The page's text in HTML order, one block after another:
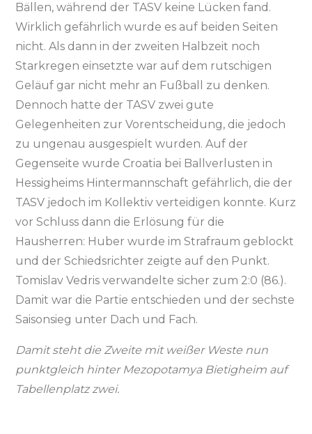
Bällen, während der TASV keine Lücken fand.
Wirklich gefährlich wurde es auf beiden Seiten
nicht. Als dann in der zweiten Halbzeit noch
Starkregen einsetzte war auf dem rutschigen
Geläuf gar nicht mehr an Fußball zu denken.
Dennoch hatte der TASV zwei gute
Gelegenheiten zur Vorentscheidung, die jedoch
zu ungenau ausgespielt wurden. Auf der
Gegenseite wurde Croatia bei Ballverlusten in
Hessigheims Hintermannschaft gefährlich, die der
TASV jedoch im Kollektiv verteidigen konnte. Kurz
vor Schluss dann die Erlösung für die
Hausherren: Huber wurde im Strafraum geblockt
und der Schiedsrichter zeigte auf den Punkt.
Tomislav Vedris verwandelte sicher zum 2:0 (86.).
Damit war die Partie entschieden und der sechste
Saisonsieg unter Dach und Fach.
Damit steht die Zweite mit weißer Weste nun
punktgleich hinter Mezopotamya Bietigheim auf
Tabellenplatz zwei.